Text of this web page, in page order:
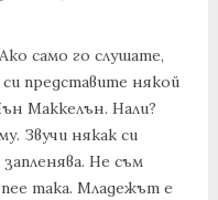
само го слушате,
представите някой
Маккелън. Нали?
Звучи някак си
Не съм
пее така. Младежът е